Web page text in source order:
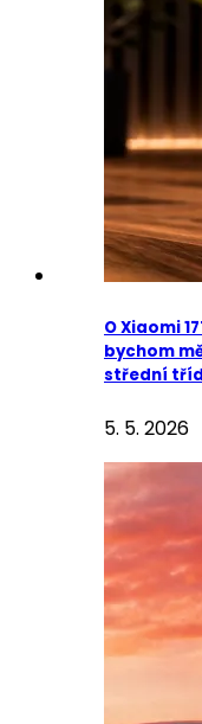
O Xiaomi
bychom
střední
5. 5. 2026